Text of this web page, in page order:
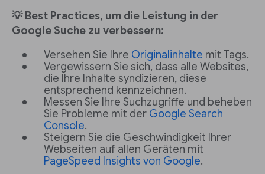
💡 Best Practices, um die Leistung in der
Google Suche zu verbessern:
Versehen Sie Ihre Originalinhalte mit Tags.
Vergewissern Sie sich, dass alle Websites,
die Ihre Inhalte syndizieren, diese
entsprechend kennzeichnen.
Messen Sie Ihre Suchzugriffe und beheben
Sie Probleme mit der Google Search
Console.
Steigern Sie die Geschwindigkeit Ihrer
Webseiten auf allen Geräten mit
PageSpeed Insights von Google.